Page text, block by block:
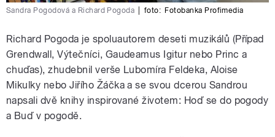
Sandra Pogodová a Richard Pogoda foto: Fotobanka Profimedia
Richard Pogoda je spoluautorem deseti muzikálů (Případ
Grendwall, Výtečníci, Gaudeamus Igitur nebo Princ a
chuďas), zhudebnil verše Lubomíra Feldeka, Aloise
Mikulky nebo Jiřího Žáčka a se svou dcerou Sandrou
napsali dvě knihy inspirované životem: Hoď se do pogody
a Buď v pogodě.